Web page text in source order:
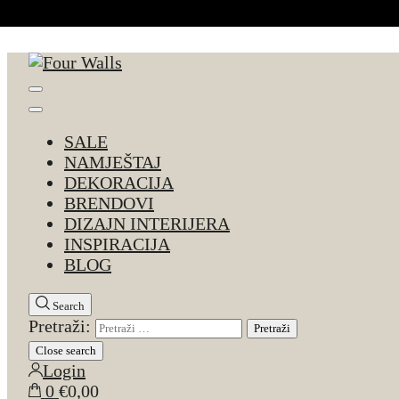
SALE
NAMJEŠTAJ
DEKORACIJA
BRENDOVI
DIZAJN INTERIJERA
INSPIRACIJA
BLOG
Search
Pretraži:
Close search
Login
0 €0,00